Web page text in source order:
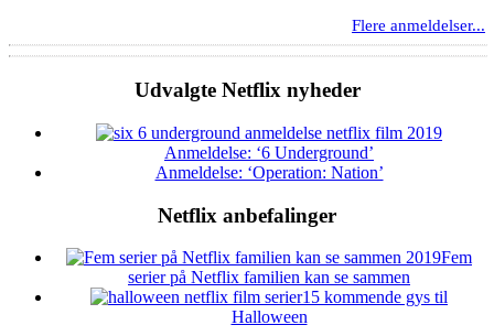
Flere anmeldelser...
Udvalgte Netflix nyheder
Anmeldelse: ‘6 Underground’
Anmeldelse: ‘Operation: Nation’
Netflix anbefalinger
Fem
serier på Netflix familien kan se sammen
15 kommende gys til
Halloween